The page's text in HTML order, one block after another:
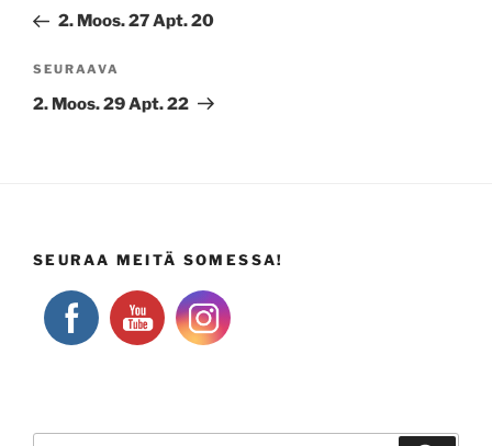
artikkeli
2. Moos. 27 Apt. 20
Seuraava
artikkeli
SEURAAVA
2. Moos. 29 Apt. 22
SEURAA MEITÄ SOMESSA!